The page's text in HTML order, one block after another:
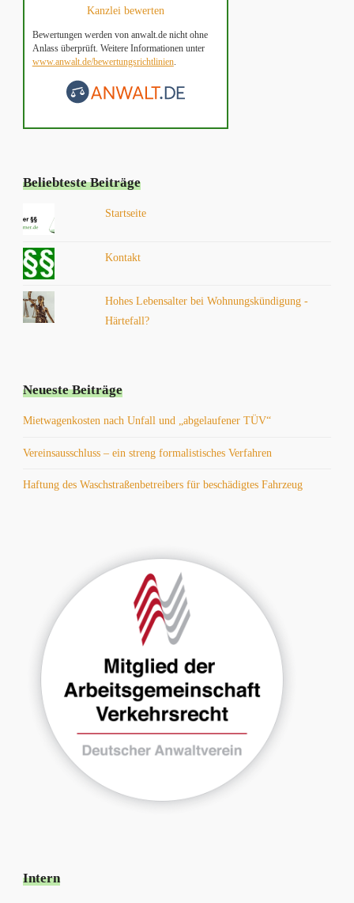
Kanzlei bewerten
Bewertungen werden von anwalt.de nicht ohne
Anlass überprüft. Weitere Informationen unter
www.anwalt.de/bewertungsrichtlinien.
Beliebteste Beiträge
Startseite
Kontakt
Hohes Lebensalter bei Wohnungskündigung -
Härtefall?
Neueste Beiträge
Mietwagenkosten nach Unfall und „abgelaufener TÜV“
Vereinsausschluss – ein streng formalistisches Verfahren
Haftung des Waschstraßenbetreibers für beschädigtes Fahrzeug
Intern